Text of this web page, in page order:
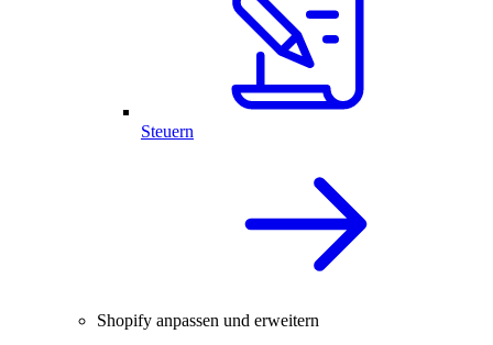
Steuern
Shopify anpassen und erweitern